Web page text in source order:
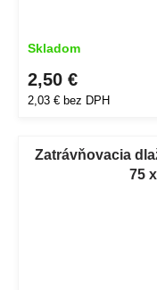
Skladom
2,03 € bez DPH
2,50 €
Zatrávňovacia
75